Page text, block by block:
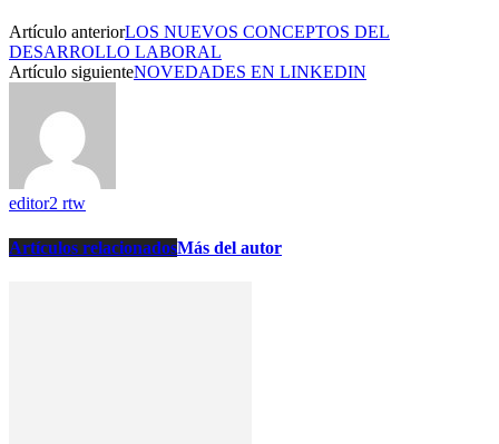
Artículo anteriorLOS NUEVOS CONCEPTOS DEL
DESARROLLO LABORAL
Artículo siguienteNOVEDADES EN LINKEDIN
editor2 rtw
Artículos relacionadosMás del autor